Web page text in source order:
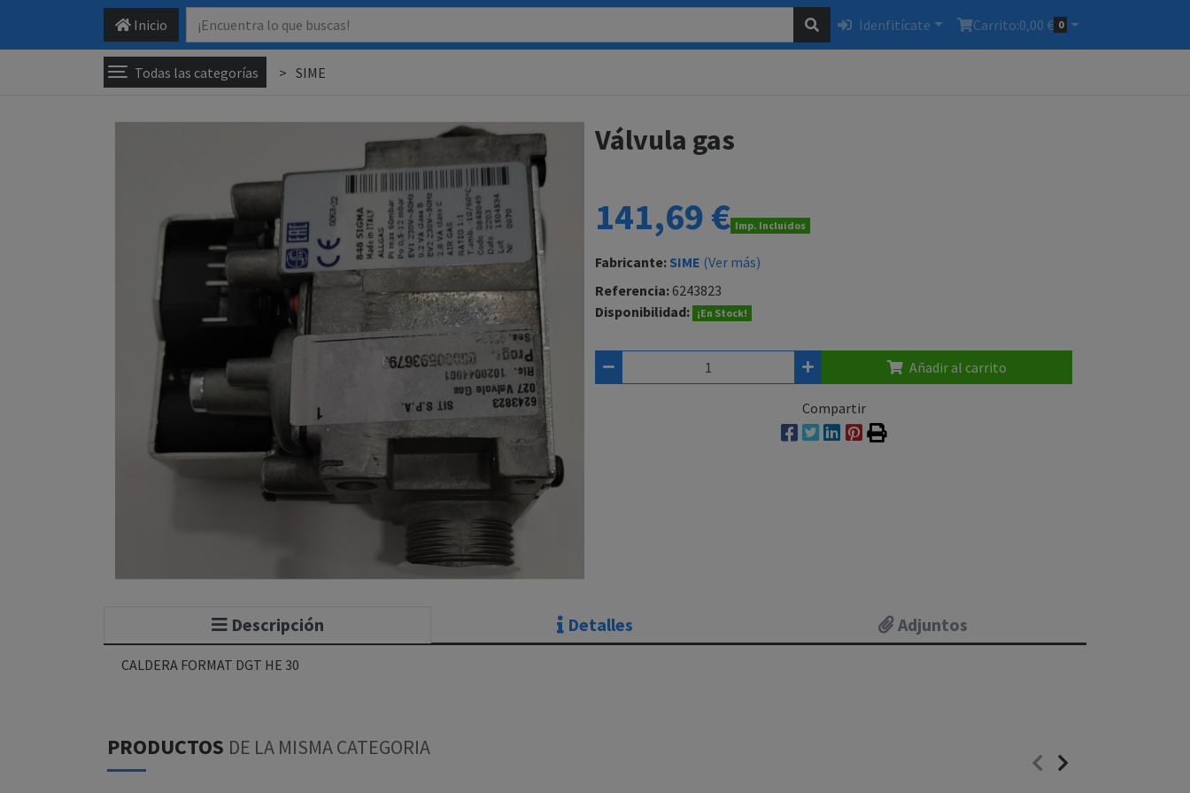
Inicio Idenfitícate Carrito:0,00 € 0
Todas las categorías SIME
Válvula gas
141,69 € Imp. Incluidos
Fabricante: SIME (Ver más)
Referencia:6243823
Disponibilidad: ¡En Stock!
Añadir al carrito
Compartir
Descripción Detalles Adjuntos
CALDERA FORMAT DGT HE 30
PRODUCTOS DE LA MISMA CATEGORIA